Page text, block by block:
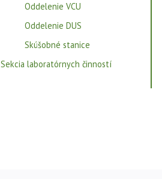
Oddelenie VCU
Oddelenie DUS
Skúšobné stanice
Sekcia laboratórnych činností